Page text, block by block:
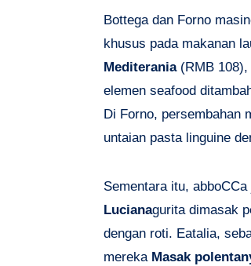
Bottega dan Forno
khusus pada makanan
Mediterania(RMB 108),
elemen seafood
Di Forno, persembahan
untaian pasta linguine
Sementara itu,
Lucianagurita dimasak
dengan roti. Eatalia,
mereka Masak